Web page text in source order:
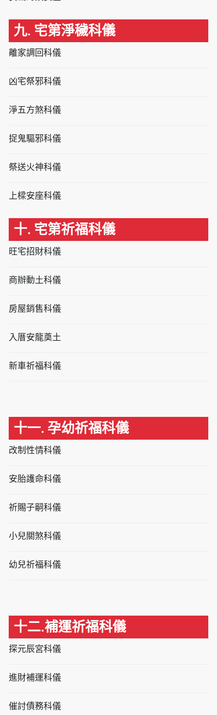
九. 宅第淨穢科儀
離家調回科儀
凶宅祭邪科儀
淨五方煞科儀
捉鬼驅邪科儀
祭送火神科儀
上樑安座科儀
十. 宅第祈福科儀
旺宅招財科儀
商辦動土科儀
房屋銷售科儀
入厝安龍奠土
新車祈福科儀
十一. 孕幼祈福科儀
改制性情科儀
安胎護命科儀
祈賜子嗣科儀
小兒關煞科儀
幼兒祈福科儀
十二.補運祈福科儀
探元辰宮科儀
進財補運科儀
催討債務科儀